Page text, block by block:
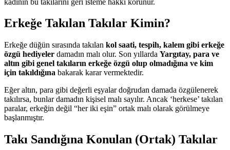
Erkeğe Takılan Takılar Kimin?
Erkeğe düğün sırasında takılan kol saati, tespih, kalem gibi erkeğe
özgü hediyeler damadın malı olur. Son yıllarda Yargıtay, para ve
altın gibi genel takıların erkeğe özgü olup olmadığına ve kim
için takıldığına bakarak karar vermektedir.
Eğer altın, para gibi değerli eşyalar doğrudan damada özgülenerek
takılırsa, bunlar damadın kişisel malı sayılır. Ancak ‘herkese’ takılan
paralar, erkeğin değil “her iki eşin” ortak malı olarak görülmeye
başlanmıştır.
Takı Sandığına Konulan (Ortak) Takılar